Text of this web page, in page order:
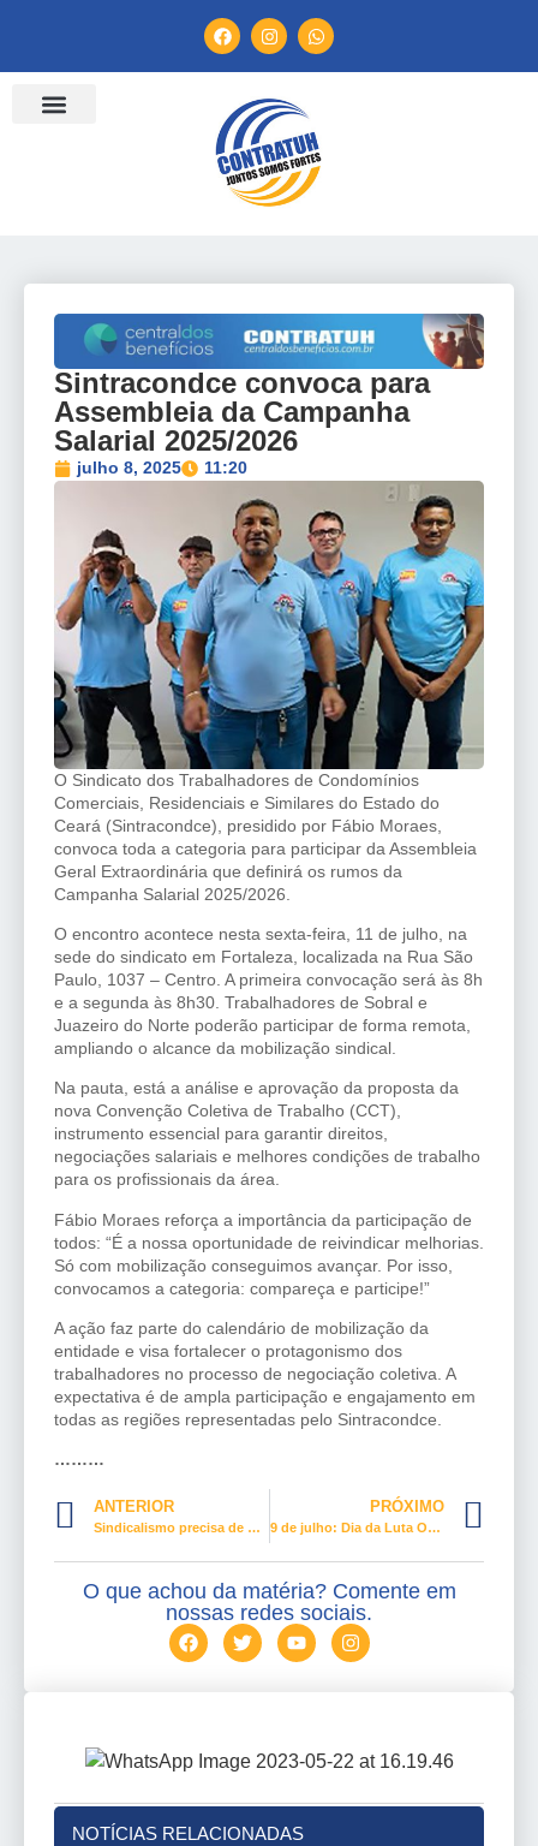
Sintracondce convoca para
Assembleia da Campanha
Salarial 2025/2026
julho 8, 2025 11:20
O Sindicato dos Trabalhadores de Condomínios
Comerciais, Residenciais e Similares do Estado do
Ceará (Sintracondce), presidido por Fábio Moraes,
convoca toda a categoria para participar da Assembleia
Geral Extraordinária que definirá os rumos da
Campanha Salarial 2025/2026.
O encontro acontece nesta sexta-feira, 11 de julho, na
sede do sindicato em Fortaleza, localizada na Rua São
Paulo, 1037 – Centro. A primeira convocação será às 8h
e a segunda às 8h30. Trabalhadores de Sobral e
Juazeiro do Norte poderão participar de forma remota,
ampliando o alcance da mobilização sindical.
Na pauta, está a análise e aprovação da proposta da
nova Convenção Coletiva de Trabalho (CCT),
instrumento essencial para garantir direitos,
negociações salariais e melhores condições de trabalho
para os profissionais da área.
Fábio Moraes reforça a importância da participação de
todos: “É a nossa oportunidade de reivindicar melhorias.
Só com mobilização conseguimos avançar. Por isso,
convocamos a categoria: compareça e participe!”
A ação faz parte do calendário de mobilização da
entidade e visa fortalecer o protagonismo dos
trabalhadores no processo de negociação coletiva. A
expectativa é de ampla participação e engajamento em
todas as regiões representadas pelo Sintracondce.
………
ANTERIOR
Sindicalismo precisa de mais juventude: hora de reconstruir
PRÓXIMO
9 de julho: Dia da Luta Operária celebra 40 anos de conquistas históricas
O que achou da matéria? Comente em
nossas redes sociais.
NOTÍCIAS RELACIONADAS